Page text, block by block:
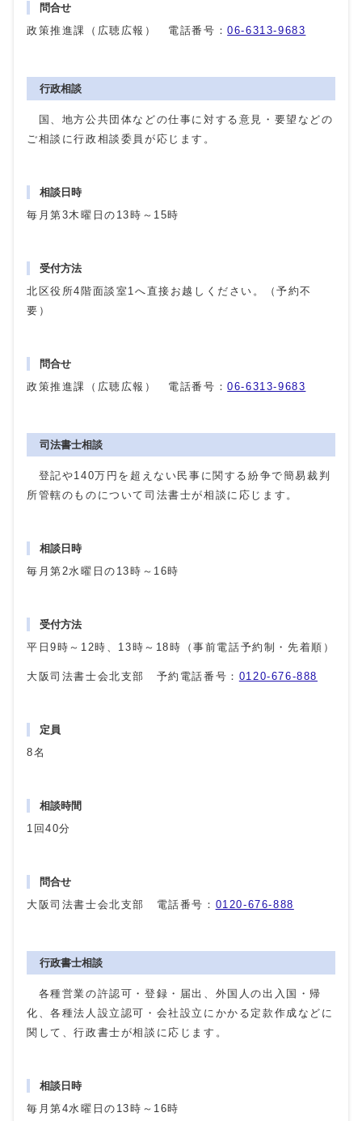
問合せ
政策推進課（広聴広報） 電話番号：06-6313-9683
行政相談
国、地方公共団体などの仕事に対する意見・要望などの
ご相談に行政相談委員が応じます。
相談日時
毎月第3木曜日の13時～15時
受付方法
北区役所4階面談室1へ直接お越しください。（予約不
要）
問合せ
政策推進課（広聴広報） 電話番号：06-6313-9683
司法書士相談
登記や140万円を超えない民事に関する紛争で簡易裁判
所管轄のものについて司法書士が相談に応じます。
相談日時
毎月第2水曜日の13時～16時
受付方法
平日9時～12時、13時～18時（事前電話予約制・先着順）
大阪司法書士会北支部 予約電話番号： 0120-676-888
定員
8名
相談時間
1回40分
問合せ
大阪司法書士会北支部 電話番号： 0120-676-888
行政書士相談
各種営業の許認可・登録・届出、外国人の出入国・帰
化、各種法人設立認可・会社設立にかかる定款作成などに
関して、行政書士が相談に応じます。
相談日時
毎月第4水曜日の13時～16時